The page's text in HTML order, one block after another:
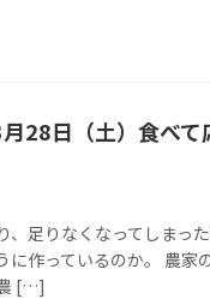
月28日（土）食べ
、足りなくなってしまっ
に作っているのか。 農
[…]